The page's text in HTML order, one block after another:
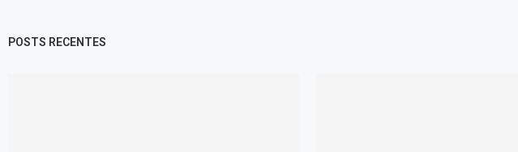
POSTS RECENTES